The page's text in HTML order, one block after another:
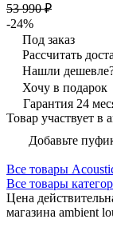
53 990 ₽
-24%
Под заказ
Рассчитать
Нашли
Хочу в подарок
Гарантия 24
Товар участвует в
Добавьте
Все товары
Все товары
Цена
магазина ambient